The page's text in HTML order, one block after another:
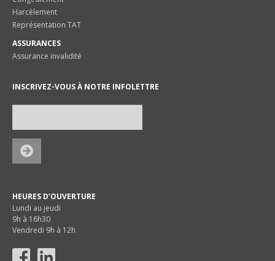
Harcèlement
Représentation TAT
ASSURANCES
Assurance invalidité
INSCRIVEZ-VOUS À NOTRE INFOLETTRE
HEURES D’OUVERTURE
Lundi au jeudi
9h à 16h30
Vendredi 9h à 12h